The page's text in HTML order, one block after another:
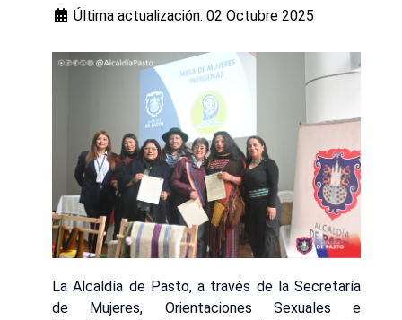
Última actualización: 02 Octubre 2025
La Alcaldía de Pasto, a través de la Secretaría
de Mujeres, Orientaciones Sexuales e